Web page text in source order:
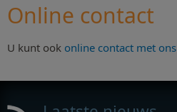
Online contact
U kunt ook online contact met ons